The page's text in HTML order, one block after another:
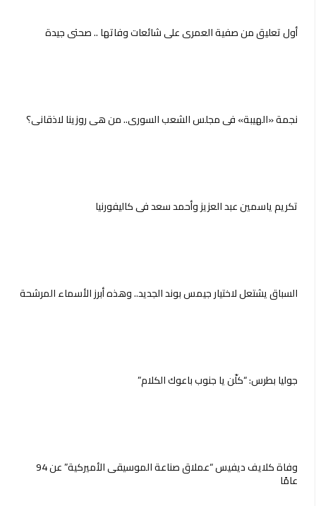
أول تعليق من صفية العمري على شائعات وفاتها .. صحتي جيدة
نجمة «الهيبة» في مجلس الشعب السوري.. من هي روزينا لاذقاني؟
تكريم ياسمين عبد العزيز وأحمد سعد فى كاليفورنيا
السباق يشتعل لاختيار جيمس بوند الجديد.. وهذه أبرز الأسماء المرشحة
جوليا بطرس: “كلّن يا جنوب باعوك الكلام”
وفاة كلايف ديفيس “عملاق صناعة الموسيقى الأميركية” عن 94
عامًا